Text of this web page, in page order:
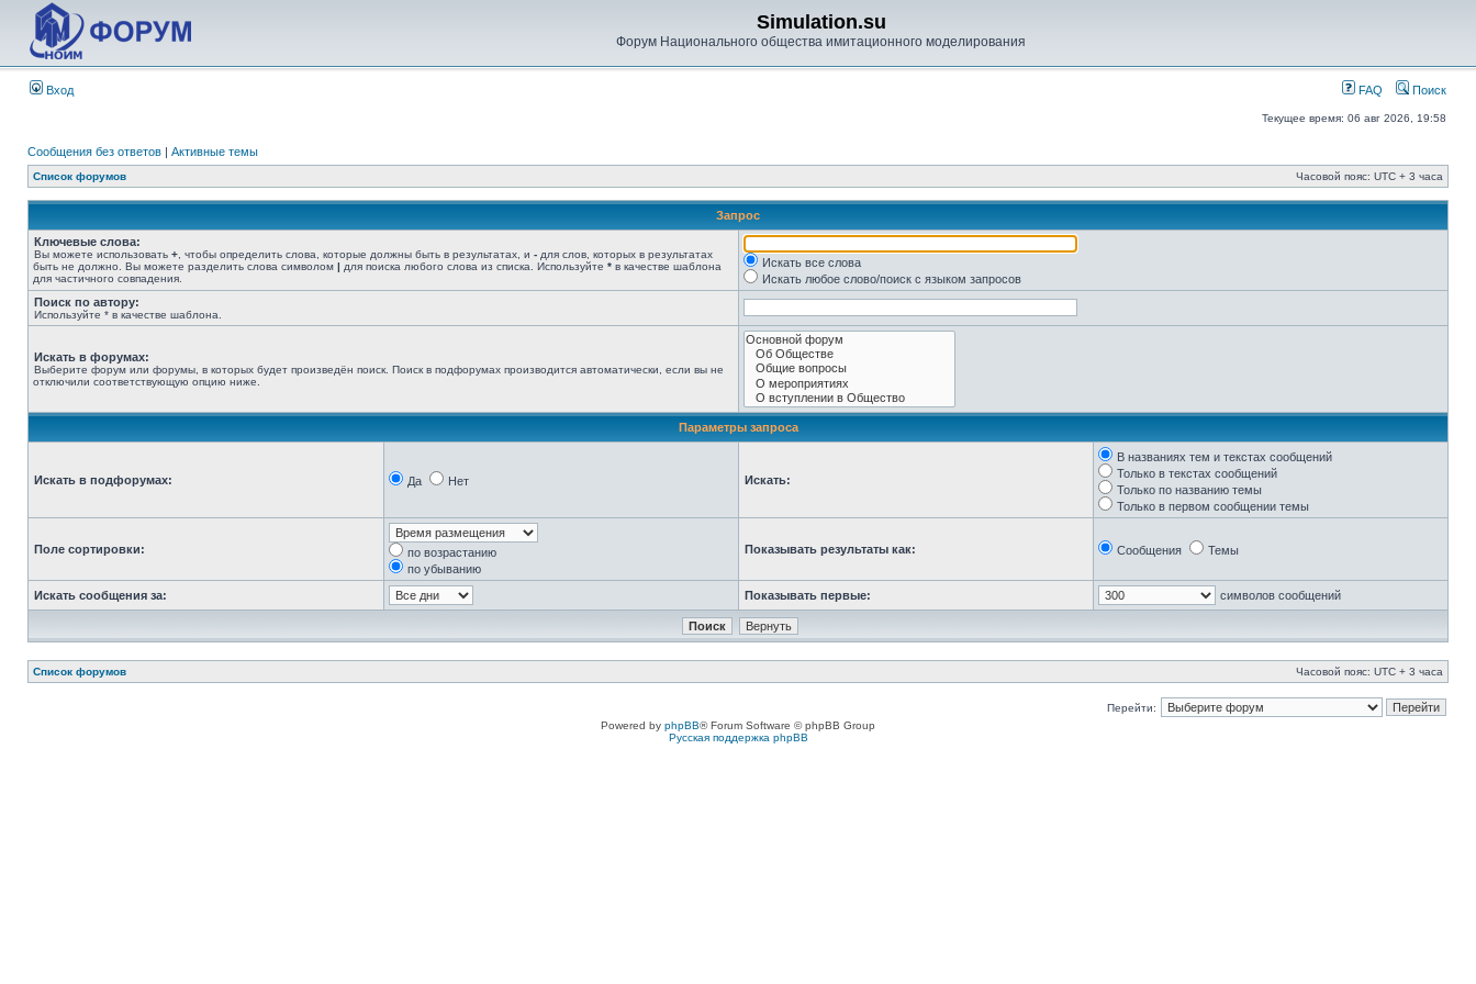
Simulation.su
Форум Национального общества имитационного моделирования
Вход FAQ Поиск
Текущее время: 06 авг 2026, 19:58
Сообщения без ответов | Активные темы
Список форумов Часовой пояс: UTC + 3 часа
Запрос
Ключевые слова:
Вы можете использовать + , чтобы определить слова, которые должны быть в результатах, и - для слов, которых в результатах
быть не должно. Вы можете разделить слова символом | для поиска любого слова из списка. Используйте * в качестве шаблона
для частичного совпадения.
Искать все слова
Искать любое слово/поиск с языком запросов
Поиск по автору:
Используйте * в качестве шаблона.
Искать в форумах:
Выберите форум или форумы, в которых будет произведён поиск. Поиск в подфорумах производится автоматически, если вы не
отключили соответствующую опцию ниже.
Параметры запроса
Искать в подфорумах: Да Нет Искать:
В названиях тем и текстах сообщений
Только в текстах сообщений
Только по названию темы
Только в первом сообщении темы
Поле сортировки:
по возрастанию
по убыванию
Показывать результаты как: Сообщения Темы
Искать сообщения за: Показывать первые: символов сообщений
Список форумов Часовой пояс: UTC + 3 часа
Перейти:
Powered by phpBB® Forum Software © phpBB Group
Русская поддержка phpBB